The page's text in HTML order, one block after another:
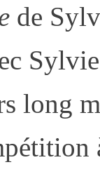
de
long